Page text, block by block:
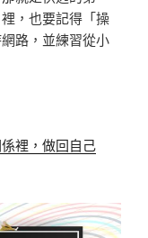
，也要記得「操
路，並練習從小
係裡，做回自己